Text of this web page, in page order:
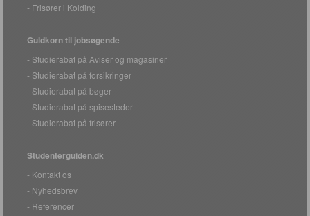
Frisører i Kolding
Guldkorn til jobsøgende
Studierabat på Aviser og magasiner
Studierabat på forsikringer
Studierabat på bøger
Studierabat på spisesteder
Studierabat på frisører
Studenterguiden.dk
Kontakt os
Nyhedsbrev
Referencer